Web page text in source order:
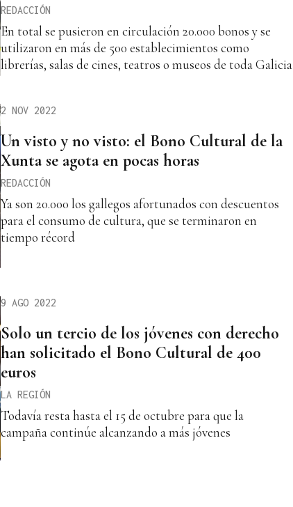
REDACCIÓN
En total se pusieron en circulación 20.000 bonos y se
utilizaron en más de 500 establecimientos como
librerías, salas de cines, teatros o museos de toda Galicia
2 NOV 2022
Un visto y no visto: el Bono Cultural de la
Xunta se agota en pocas horas
REDACCIÓN
Ya son 20.000 los gallegos afortunados con descuentos
para el consumo de cultura, que se terminaron en
tiempo récord
9 AGO 2022
Solo un tercio de los jóvenes con derecho
han solicitado el Bono Cultural de 400
euros
LA REGIÓN
Todavía resta hasta el 15 de octubre para que la
campaña continúe alcanzando a más jóvenes